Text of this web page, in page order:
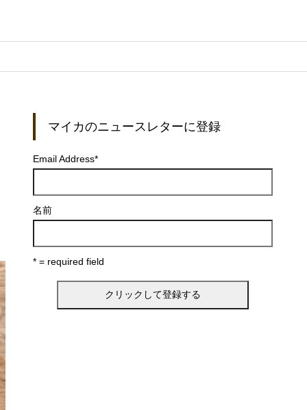
マイカのニュースレターに登録
Email Address*
名前
* = required field